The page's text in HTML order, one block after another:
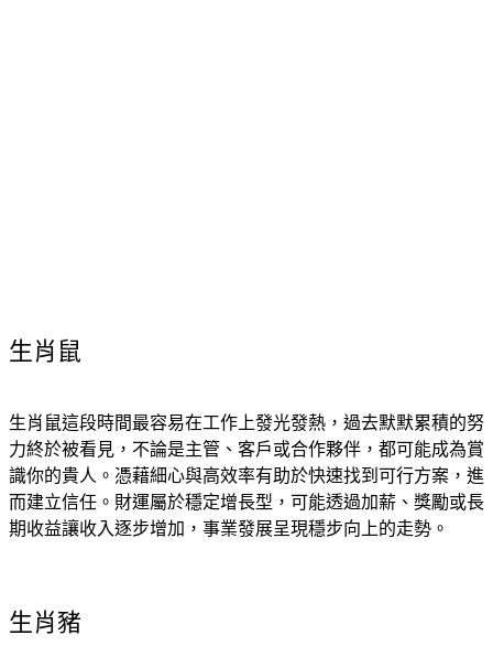
生肖鼠
生肖鼠這段時間最容易在工作上發光發熱，過去默默累積的努
力終於被看見，不論是主管、客戶或合作夥伴，都可能成為賞
識你的貴人。憑藉細心與高效率有助於快速找到可行方案，進
而建立信任。財運屬於穩定增長型，可能透過加薪、獎勵或長
期收益讓收入逐步增加，事業發展呈現穩步向上的走勢。
生肖豬